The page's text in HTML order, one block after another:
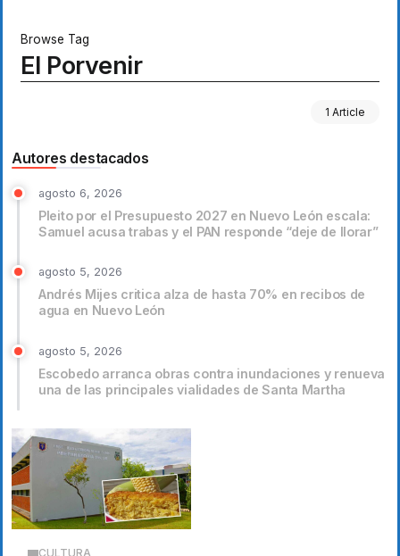
Browse Tag
El Porvenir
1 Article
Autores destacados
agosto 6, 2026
Pleito por el Presupuesto 2027 en Nuevo León escala:
Samuel acusa trabas y el PAN responde “deje de llorar”
agosto 5, 2026
Andrés Mijes critica alza de hasta 70% en recibos de
agua en Nuevo León
agosto 5, 2026
Escobedo arranca obras contra inundaciones y renueva
una de las principales vialidades de Santa Martha
CULTURA